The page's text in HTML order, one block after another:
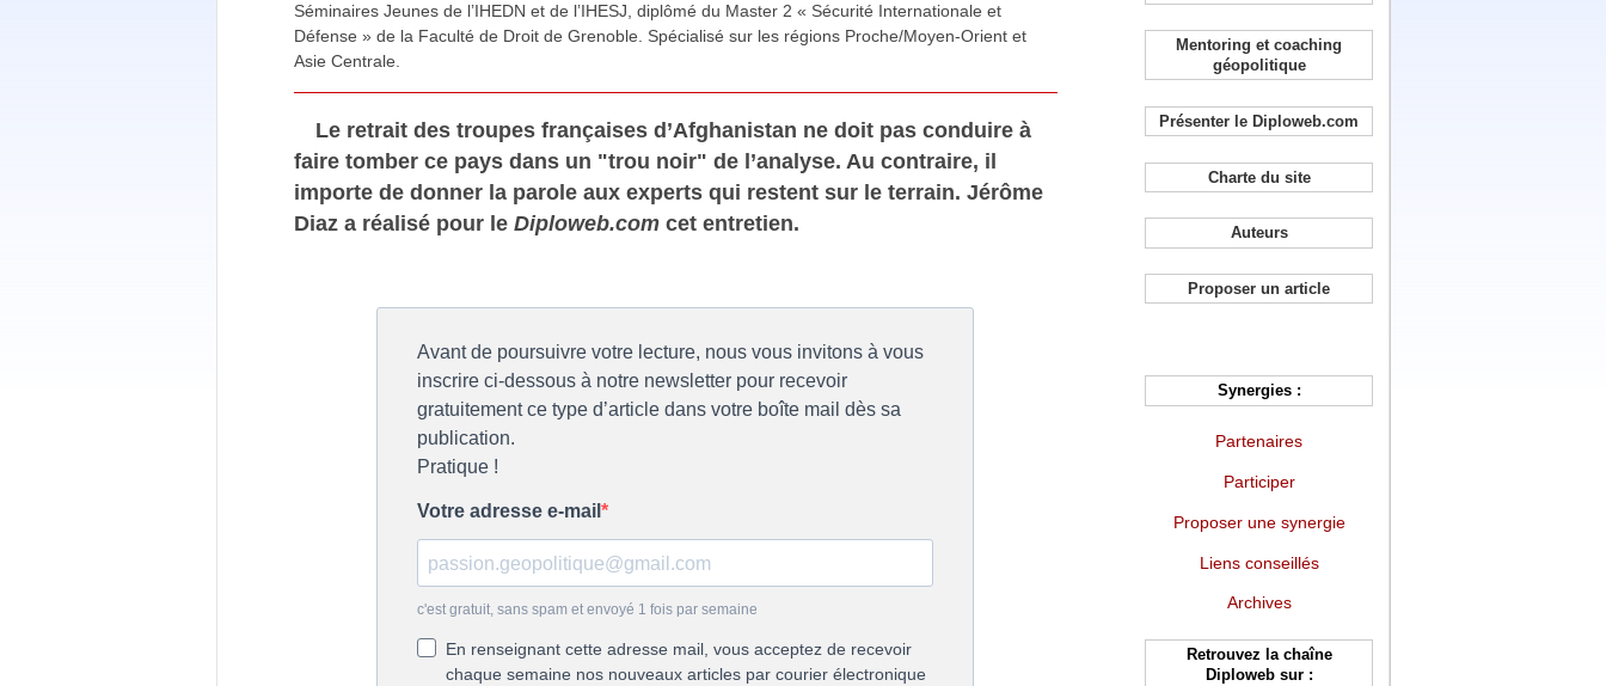
Séminaires Jeunes de l’IHEDN et de l’IHESJ, diplômé du Master 2 « Sécurité Internationale et
Défense » de la Faculté de Droit de Grenoble. Spécialisé sur les régions Proche/Moyen-Orient et
Asie Centrale.
Le retrait des troupes françaises d’Afghanistan ne doit pas conduire à
faire tomber ce pays dans un "trou noir" de l’analyse. Au contraire, il
importe de donner la parole aux experts qui restent sur le terrain. Jérôme
Diaz a réalisé pour le Diploweb.comcet entretien.
Mentoring et coaching
géopolitique
Présenter le Diploweb.com
Charte du site
Auteurs
Proposer un article
Synergies :
Partenaires
Participer
Proposer une synergie
Liens conseillés
Archives
Retrouvez la chaîne
Diploweb sur :